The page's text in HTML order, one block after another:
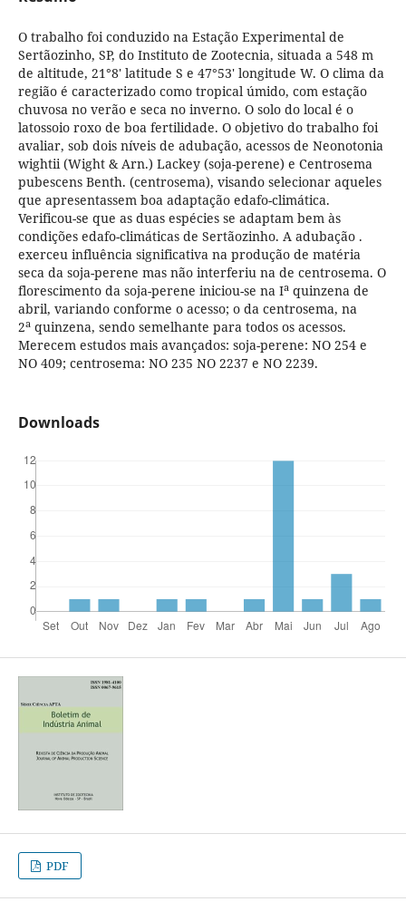
O trabalho foi conduzido na Estação Experimental de
Sertãozinho, SP, do Instituto de Zootecnia, situada a 548 m
de altitude, 21°8' latitude S e 47°53' longitude W. O clima da
região é caracterizado como tropical úmido, com estação
chuvosa no verão e seca no inverno. O solo do local é o
latossoio roxo de boa fertilidade. O objetivo do trabalho foi
avaliar, sob dois níveis de adubação, acessos de Neonotonia
wightii (Wight & Arn.) Lackey (soja-perene) e Centrosema
pubescens Benth. (centrosema), visando selecionar aqueles
que apresentassem boa adaptação edafo-climática.
Verificou-se que as duas espécies se adaptam bem às
condições edafo-climáticas de Sertãozinho. A adubação .
exerceu influência significativa na produção de matéria
seca da soja-perene mas não interferiu na de centrosema. O
florescimento da soja-perene iniciou-se na Iaquinzena de
abril, variando conforme o acesso; o da centrosema, na
2aquinzena, sendo semelhante para todos os acessos.
Merecem estudos mais avançados: soja-perene: NO 254 e
NO 409; centrosema: NO 235 NO 2237 e NO 2239.
Downloads
PDF